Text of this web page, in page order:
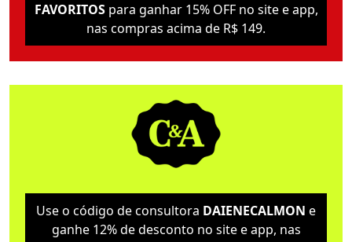
FAVORITOSpara ganhar 15% OFF no site e app,
nas compras acima de R$ 149.
Use o código de consultora DAIENECALMON e
ganhe 12% de desconto no site e app, nas